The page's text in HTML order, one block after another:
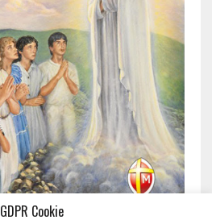
GDPR Cookie